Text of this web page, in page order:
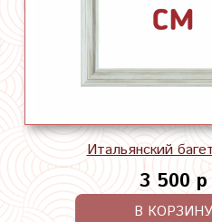
Итальянский
3 500 р
В КОРЗИНУ